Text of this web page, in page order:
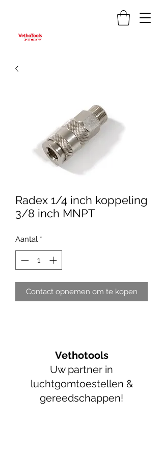
Radex 1/4 inch koppeling
3/8 inch MNPT
Aantal *
Contact opnemen om te kopen
Vethotools
Uw partner in
luchtgomtoestellen &
gereedschappen!